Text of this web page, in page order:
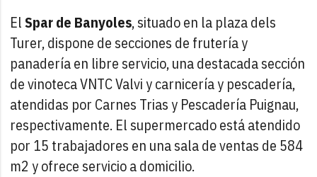
ElSpar de Banyoles, situado en la plaza dels
Turer, dispone de secciones de frutería y
panadería en libre servicio, una destacada sección
de vinoteca VNTC Valvi y carnicería y pescadería,
atendidas por Carnes Trias y Pescadería Puignau,
respectivamente. El supermercado está atendido
por 15 trabajadores en una sala de ventas de 584
m2 y ofrece servicio a domicilio.